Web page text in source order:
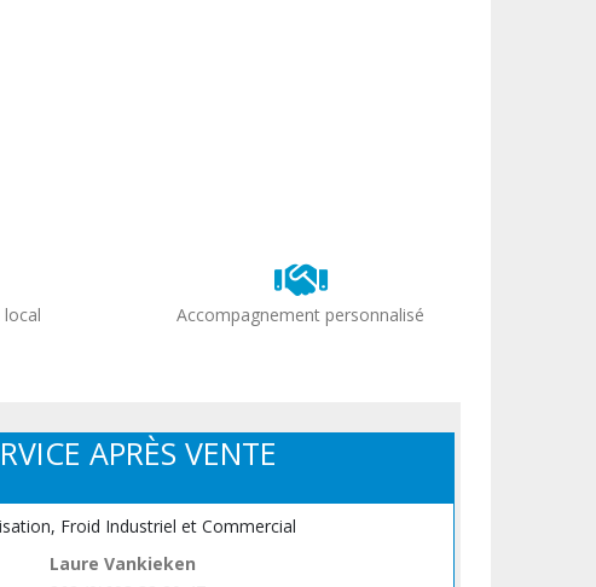
Accompagnement personnalisé
APRÈS VENTE
Froid Industriel et Commercial
Laure Vankieken